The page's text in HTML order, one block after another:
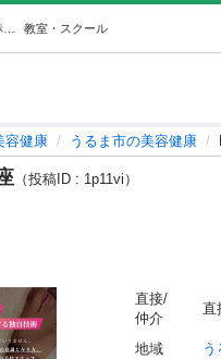
教室・スクール
容健康 うるま市の美容健康
（投稿ID : 1p11vi）
直接/
仲介
直
地域
う